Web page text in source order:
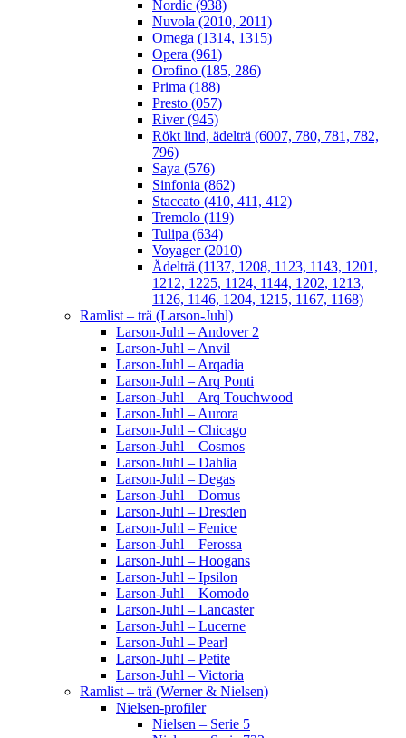
Nordic (938)
Nuvola (2010, 2011)
Omega (1314, 1315)
Opera (961)
Orofino (185, 286)
Prima (188)
Presto (057)
River (945)
Rökt lind, ädelträ (6007, 780, 781, 782,
796)
Saya (576)
Sinfonia (862)
Staccato (410, 411, 412)
Tremolo (119)
Tulipa (634)
Voyager (2010)
Ädelträ (1137, 1208, 1123, 1143, 1201,
1212, 1225, 1124, 1144, 1202, 1213,
1126, 1146, 1204, 1215, 1167, 1168)
Ramlist – trä (Larson-Juhl)
Larson-Juhl – Andover 2
Larson-Juhl – Anvil
Larson-Juhl – Arqadia
Larson-Juhl – Arq Ponti
Larson-Juhl – Arq Touchwood
Larson-Juhl – Aurora
Larson-Juhl – Chicago
Larson-Juhl – Cosmos
Larson-Juhl – Dahlia
Larson-Juhl – Degas
Larson-Juhl – Domus
Larson-Juhl – Dresden
Larson-Juhl – Fenice
Larson-Juhl – Ferossa
Larson-Juhl – Hoogans
Larson-Juhl – Ipsilon
Larson-Juhl – Komodo
Larson-Juhl – Lancaster
Larson-Juhl – Lucerne
Larson-Juhl – Pearl
Larson-Juhl – Petite
Larson-Juhl – Victoria
Ramlist – trä (Werner & Nielsen)
Nielsen-profiler
Nielsen – Serie 5